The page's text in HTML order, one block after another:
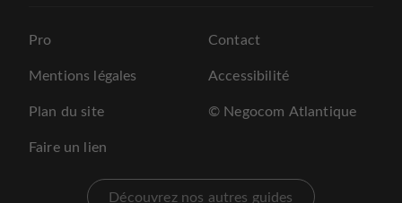
Pro
Mentions légales
Plan du site
Faire un lien
Contact
Accessibilité
© Negocom Atlantique
Découvrez nos autres guides